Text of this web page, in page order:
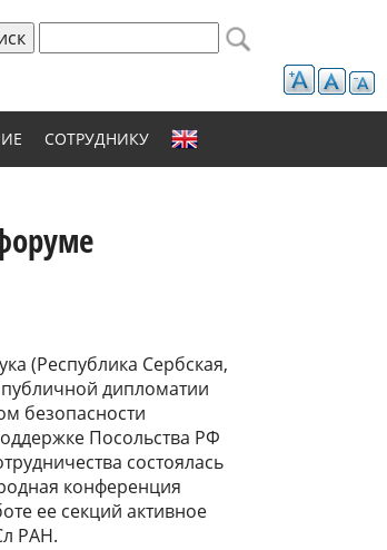
поиска
СОТРУДНИКУ
(Республика Сербская,
дипломатии
безопасности
Посольства РФ
состоялась
конференция
ее секций активное
РАН.